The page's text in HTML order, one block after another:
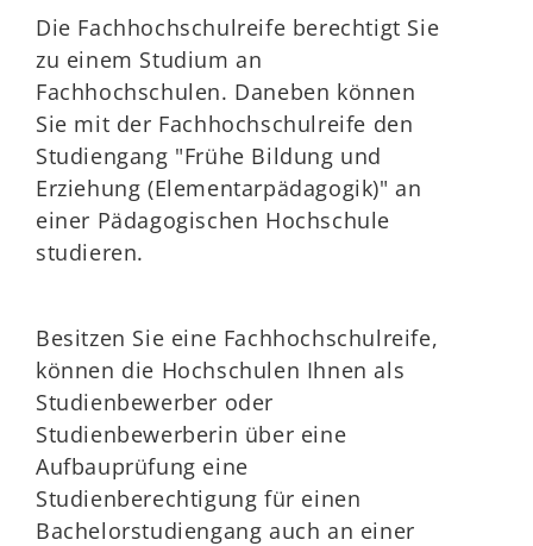
Die Fachhochschulreife berechtigt Sie
zu einem Studium an
Fachhochschulen. Daneben können
Sie mit der Fachhochschulreife den
Studiengang "Frühe Bildung und
Erziehung (Elementarpädagogik)" an
einer Pädagogischen Hochschule
studieren.
Besitzen Sie eine Fachhochschulreife,
können die Hochschulen Ihnen als
Studienbewerber oder
Studienbewerberin über eine
Aufbauprüfung eine
Studienberechtigung für einen
Bachelorstudiengang auch an einer